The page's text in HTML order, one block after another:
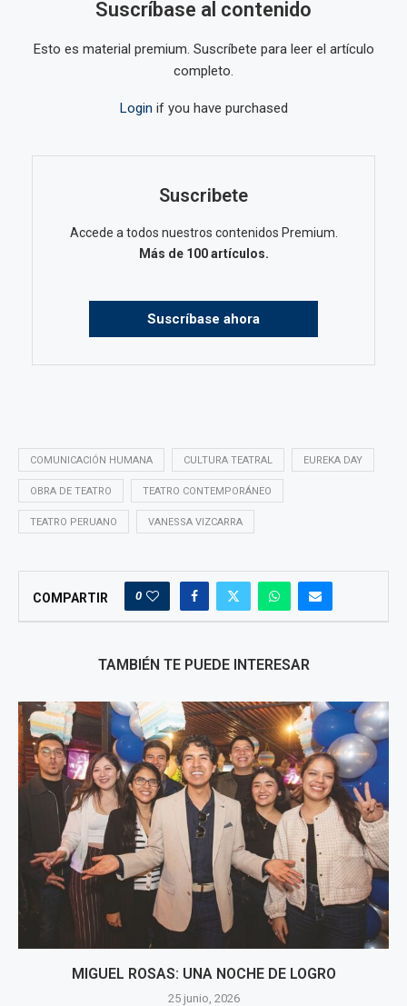
Suscríbase al contenido
Esto es material premium. Suscríbete para leer el artículo
completo.
Login if you have purchased
Suscribete
Accede a todos nuestros contenidos Premium.
Más de 100 artículos.
Suscríbase ahora
COMUNICACIÓN HUMANA CULTURA TEATRAL EUREKA DAY
OBRA DE TEATRO TEATRO CONTEMPORÁNEO
TEATRO PERUANO VANESSA VIZCARRA
COMPARTIR 0
TAMBIÉN TE PUEDE INTERESAR
MIGUEL ROSAS: UNA NOCHE DE LOGRO
25 junio, 2026